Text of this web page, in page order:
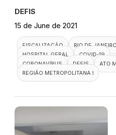
DEFIS
15 de June de 2021
FISCALIZAÇÃO
RIO DE JANEIRO
HOSPITAL GERAL
COVID-19
CORONAVÍRUS
DEFIS
ATO
REGIÃO METROPOLITANA I